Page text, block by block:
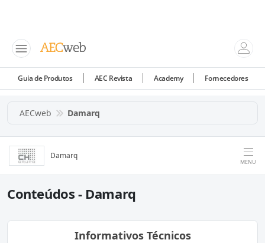
Guia de Produtos AEC Revista Academy Fornecedores
AECweb Damarq
Damarq
MENU
Conteúdos - Damarq
Informativos Técnicos